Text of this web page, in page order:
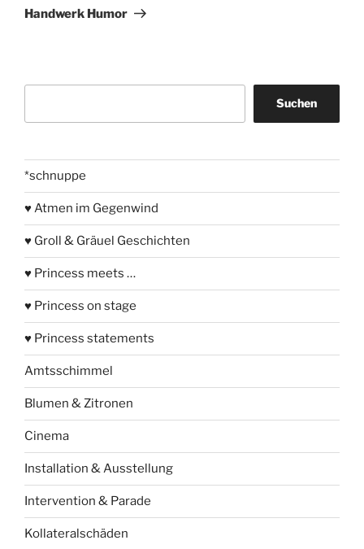
Beitrag
Handwerk Humor
Suchen
*schnuppe
♥ Atmen im Gegenwind
♥ Groll & Gräuel Geschichten
♥ Princess meets …
♥ Princess on stage
♥ Princess statements
Amtsschimmel
Blumen & Zitronen
Cinema
Installation & Ausstellung
Intervention & Parade
Kollateralschäden